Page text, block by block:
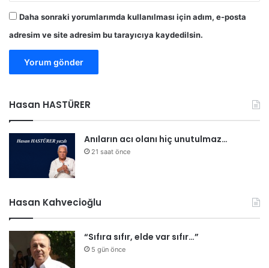
Daha sonraki yorumlarımda kullanılması için adım, e-posta
adresim ve site adresim bu tarayıcıya kaydedilsin.
Hasan HASTÜRER
Anıların acı olanı hiç unutulmaz…
21 saat önce
Hasan Kahvecioğlu
“Sıfıra sıfır, elde var sıfır…”
5 gün önce